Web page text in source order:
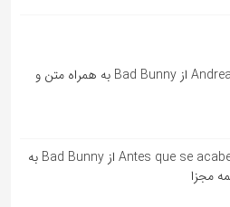
آهنگ اسپانیایی Andrea از Bad Bunny به همراه متن و
آهنگ اسپانیایی Antes que se acabe از Bad Bunny به
مجزا